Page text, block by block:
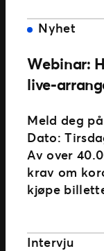
Nyhet
Webinar:
live-
Meld deg
Dato:
Av over
krav om
kjøpe
Intervju